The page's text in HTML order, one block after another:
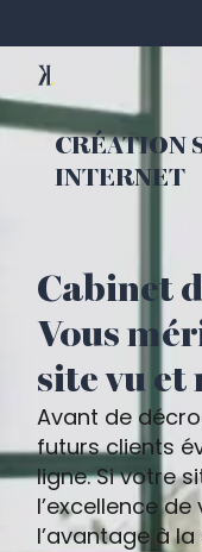
CRÉATION
INTERNET
Cabinet
Vous
site vu et
Avant de
futurs clients
ligne. Si votre
l’excellence
l’avantage à